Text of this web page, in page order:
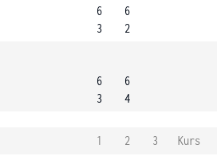
6
3
6
2
6
3
6
4
1 2 3
Kurs